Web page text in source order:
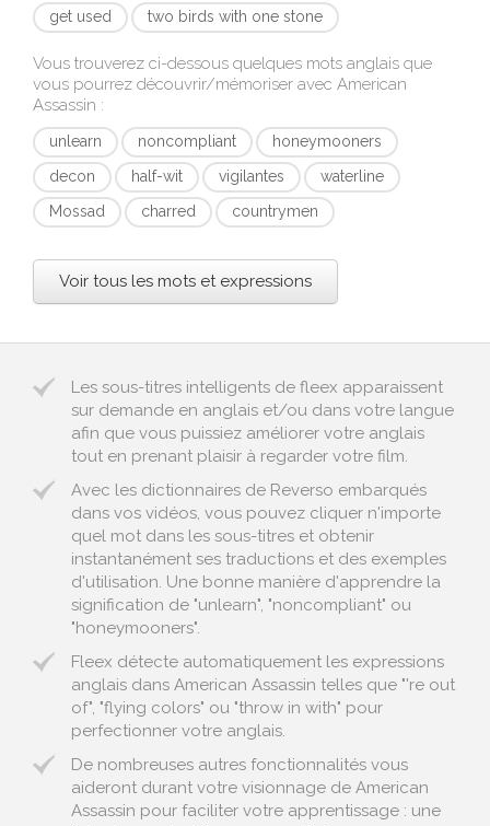
get used
two birds with one stone
Vous trouverez ci-dessous quelques mots anglais que
vous pourrez découvrir/mémoriser avec American
Assassin :
unlearn noncompliant
honeymooners
decon
half-wit vigilantes
waterline
Mossad
charred countrymen
Voir tous les mots et expressions
Les sous-titres intelligents de fleex apparaissent
sur demande en anglais et/ou dans votre langue
afin que vous puissiez améliorer votre anglais
tout en prenant plaisir à regarder votre film.
Avec les dictionnaires de Reverso embarqués
dans vos vidéos, vous pouvez cliquer n'importe
quel mot dans les sous-titres et obtenir
instantanément ses traductions et des exemples
d'utilisation. Une bonne manière d'apprendre la
signification de "unlearn", "noncompliant" ou
"honeymooners".
Fleex détecte automatiquement les expressions
anglais dans American Assassin telles que "'re out
of", "flying colors" ou "throw in with" pour
perfectionner votre anglais.
De nombreuses autres fonctionnalités vous
aideront durant votre visionnage de American
Assassin pour faciliter votre apprentissage : une